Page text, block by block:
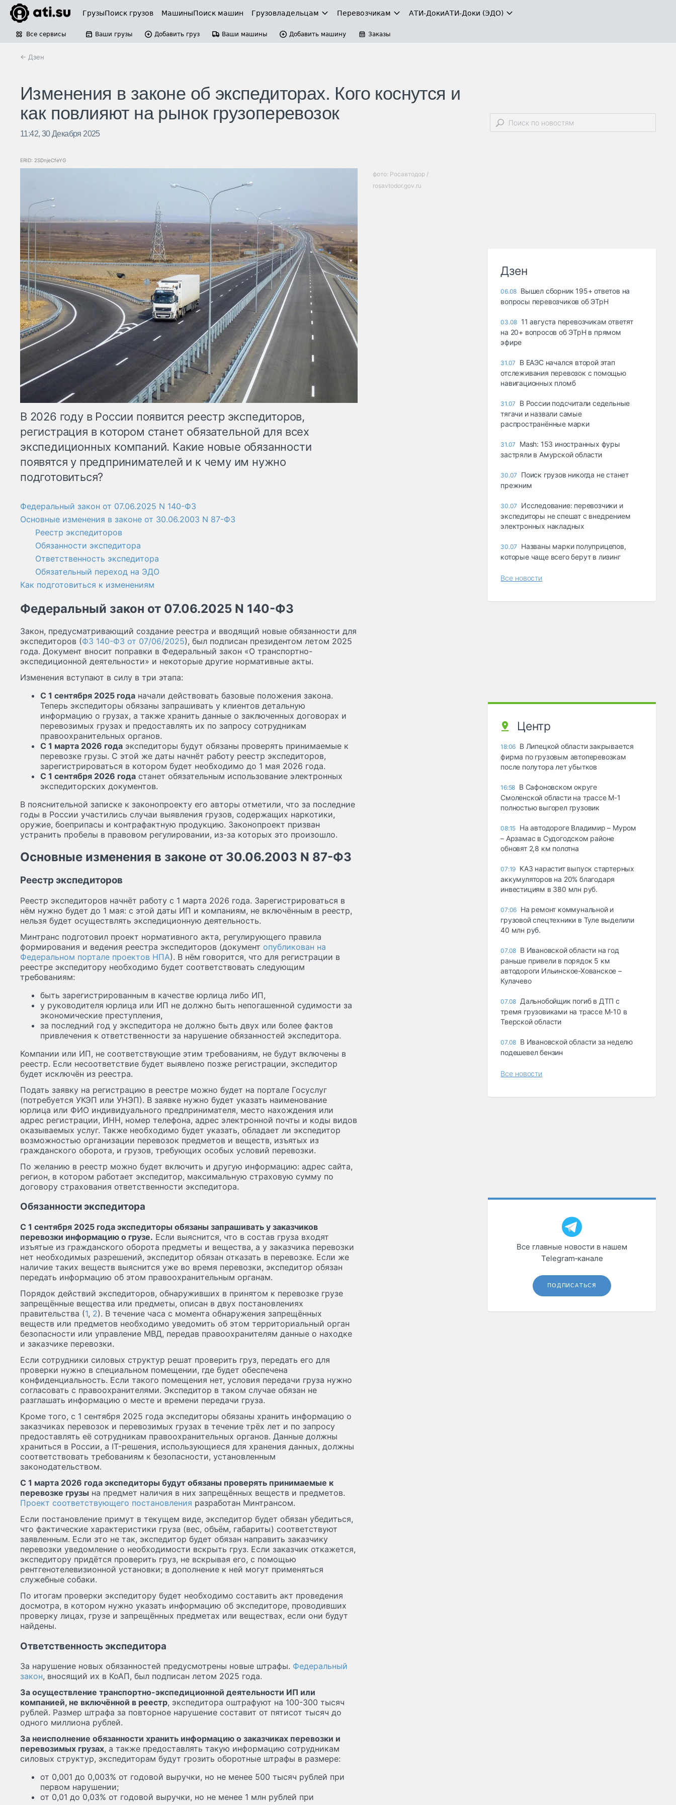
ГрузыПоиск грузов МашиныПоиск машин Грузовладельцам Перевозчикам АТИ-ДокиАТИ-Доки (ЭДО)
Все сервисы Ваши грузы Добавить груз Ваши машины Добавить машину Заказы
← Дзен
Изменения в законе об экспедиторах. Кого коснутся и
как повлияют на рынок грузоперевозок
11:42, 30 Декабря 2025
ERID: 2SDnjeCfeYG
фото: Росавтодор /
rosavtodor.gov.ru
В 2026 году в России появится реестр экспедиторов,
регистрация в котором станет обязательной для всех
экспедиционных компаний. Какие новые обязанности
появятся у предпринимателей и к чему им нужно
подготовиться?
Федеральный закон от 07.06.2025 N 140-ФЗ
Основные изменения в законе от 30.06.2003 N 87-ФЗ
Реестр экспедиторов
Обязанности экспедитора
Ответственность экспедитора
Обязательный переход на ЭДО
Как подготовиться к изменениям
Федеральный закон от 07.06.2025 N 140-ФЗ
Закон, предусматривающий создание реестра и вводящий новые обязанности для
экспедиторов (ФЗ 140-ФЗ от 07/06/2025), был подписан президентом летом 2025
года. Документ вносит поправки в Федеральный закон «О транспортно-
экспедиционной деятельности» и некоторые другие нормативные акты.
Изменения вступают в силу в три этапа:
С 1 сентября 2025 года начали действовать базовые положения закона.
Теперь экспедиторы обязаны запрашивать у клиентов детальную
информацию о грузах, а также хранить данные о заключенных договорах и
перевозимых грузах и предоставлять их по запросу сотрудникам
правоохранительных органов.
С 1 марта 2026 года экспедиторы будут обязаны проверять принимаемые к
перевозке грузы. С этой же даты начнёт работу реестр экспедиторов,
зарегистрироваться в котором будет необходимо до 1 мая 2026 года.
С 1 сентября 2026 года станет обязательным использование электронных
экспедиторских документов.
В пояснительной записке к законопроекту его авторы отметили, что за последние
годы в России участились случаи выявления грузов, содержащих наркотики,
оружие, боеприпасы и контрафактную продукцию. Законопроект призван
устранить пробелы в правовом регулировании, из-за которых это произошло.
Основные изменения в законе от 30.06.2003 N 87-ФЗ
Реестр экспедиторов
Реестр экспедиторов начнёт работу с 1 марта 2026 года. Зарегистрироваться в
нём нужно будет до 1 мая: с этой даты ИП и компаниям, не включённым в реестр,
нельзя будет осуществлять экспедиционную деятельность.
Минтранс подготовил проект нормативного акта, регулирующего правила
формирования и ведения реестра экспедиторов (документ опубликован на
Федеральном портале проектов НПА). В нём говорится, что для регистрации в
реестре экспедитору необходимо будет соответствовать следующим
требованиям:
быть зарегистрированным в качестве юрлица либо ИП,
у руководителя юрлица или ИП не должно быть непогашенной судимости за
экономические преступления,
за последний год у экспедитора не должно быть двух или более фактов
привлечения к ответственности за нарушение обязанностей экспедитора.
Компании или ИП, не соответствующие этим требованиям, не будут включены в
реестр. Если несоответствие будет выявлено позже регистрации, экспедитор
будет исключён из реестра.
Подать заявку на регистрацию в реестре можно будет на портале Госуслуг
(потребуется УКЭП или УНЭП). В заявке нужно будет указать наименование
юрлица или ФИО индивидуального предпринимателя, место нахождения или
адрес регистрации, ИНН, номер телефона, адрес электронной почты и коды видов
оказываемых услуг. Также необходимо будет указать, обладает ли экспедитор
возможностью организации перевозок предметов и веществ, изъятых из
гражданского оборота, и грузов, требующих особых условий перевозки.
По желанию в реестр можно будет включить и другую информацию: адрес сайта,
регион, в котором работает экспедитор, максимальную страховую сумму по
договору страхования ответственности экспедитора.
Обязанности экспедитора
С 1 сентября 2025 года экспедиторы обязаны запрашивать у заказчиков
перевозки информацию о грузе. Если выяснится, что в состав груза входят
изъятые из гражданского оборота предметы и вещества, а у заказчика перевозки
нет необходимых разрешений, экспедитор обязан отказать в перевозке. Если же
наличие таких веществ выяснится уже во время перевозки, экспедитор обязан
передать информацию об этом правоохранительным органам.
Порядок действий экспедиторов, обнаруживших в принятом к перевозке грузе
запрещённые вещества или предметы, описан в двух постановлениях
правительства (1, 2). В течение часа с момента обнаружения запрещённых
веществ или предметов необходимо уведомить об этом территориальный орган
безопасности или управление МВД, передав правоохранителям данные о находке
и заказчике перевозки.
Если сотрудники силовых структур решат проверить груз, передать его для
проверки нужно в специальном помещении, где будет обеспечена
конфиденциальность. Если такого помещения нет, условия передачи груза нужно
согласовать с правоохранителями. Экспедитор в таком случае обязан не
разглашать информацию о месте и времени передачи груза.
Кроме того, с 1 сентября 2025 года экспедиторы обязаны хранить информацию о
заказчиках перевозок и перевозимых грузах в течение трёх лет и по запросу
предоставлять её сотрудникам правоохранительных органов. Данные должны
храниться в России, а IT-решения, использующиеся для хранения данных, должны
соответствовать требованиям к безопасности, установленным
законодательством.
С 1 марта 2026 года экспедиторы будут обязаны проверять принимаемые к
перевозке грузы на предмет наличия в них запрещённых веществ и предметов.
Проект соответствующего постановления разработан Минтрансом.
Если постановление примут в текущем виде, экспедитор будет обязан убедиться,
что фактические характеристики груза (вес, объём, габариты) соответствуют
заявленным. Если это не так, экспедитор будет обязан направить заказчику
перевозки уведомление о необходимости вскрыть груз. Если заказчик откажется,
экспедитору придётся проверить груз, не вскрывая его, с помощью
рентгенотелевизионной установки; в дополнение к ней могут применяться
служебные собаки.
По итогам проверки экспедитору будет необходимо составить акт проведения
досмотра, в котором нужно указать информацию об экспедиторе, проводивших
проверку лицах, грузе и запрещённых предметах или веществах, если они будут
найдены.
Ответственность экспедитора
За нарушение новых обязанностей предусмотрены новые штрафы. Федеральный
закон, вносящий их в КоАП, был подписан летом 2025 года.
За осуществление транспортно-экспедиционной деятельности ИП или
компанией, не включённой в реестр, экспедитора оштрафуют на 100-300 тысяч
рублей. Размер штрафа за повторное нарушение составит от пятисот тысяч до
одного миллиона рублей.
За неисполнение обязанности хранить информацию о заказчиках перевозки и
перевозимых грузах, а также предоставлять такую информацию сотрудникам
силовых структур, экспедиторам будут грозить оборотные штрафы в размере:
от 0,001 до 0,003% от годовой выручки, но не менее 500 тысяч рублей при
первом нарушении;
от 0,01 до 0,03% от годовой выручки, но не менее 1 млн рублей при
Дзен
06.08 Вышел сборник 195+ ответов на
вопросы перевозчиков об ЭТрН
03.08 11 августа перевозчикам ответят
на 20+ вопросов об ЭТрН в прямом
эфире
31.07
В ЕАЭС начался второй этап
отслеживания перевозок с помощью
навигационных пломб
31.07
В России подсчитали седельные
тягачи и назвали самые
распространённые марки
31.07
Mash: 153 иностранных фуры
застряли в Амурской области
30.07
Поиск грузов никогда не станет
прежним
30.07
Исследование: перевозчики и
экспедиторы не спешат с внедрением
электронных накладных
30.07
Названы марки полуприцепов,
которые чаще всего берут в лизинг
Все новости
Центр
18:06 В Липецкой области закрывается
фирма по грузовым автоперевозкам
после полутора лет убытков
16:58 В Сафоновском округе
Смоленской области на трассе М-1
полностью выгорел грузовик
08:15 На автодороге Владимир – Муром
– Арзамас в Судогодском районе
обновят 2,8 км полотна
07:19 КАЗ нарастит выпуск стартерных
аккумуляторов на 20% благодаря
инвестициям в 380 млн руб.
07:06 На ремонт коммунальной и
грузовой спецтехники в Туле выделили
40 млн руб.
07.08 В Ивановской области на год
раньше привели в порядок 5 км
автодороги Ильинское-Хованское –
Кулачево
07.08 Дальнобойщик погиб в ДТП с
тремя грузовиками на трассе М-10 в
Тверской области
07.08 В Ивановской области за неделю
подешевел бензин
Все новости
Все главные новости в нашем
Telegram‑канале
ПОДПИСАТЬСЯ